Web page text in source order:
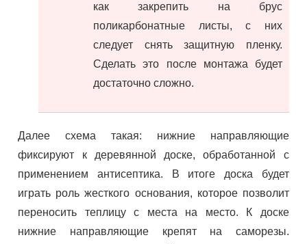
как закрепить на брус
поликарбонатные листы, с них
следует снять защитную пленку.
Сделать это после монтажа будет
достаточно сложно.
Далее схема такая: нижние направляющие
фиксируют к деревянной доске, обработанной с
применением антисептика. В итоге доска будет
играть роль жесткого основания, которое позволит
переносить теплицу с места на место. К доске
нижние направляющие крепят на саморезы.